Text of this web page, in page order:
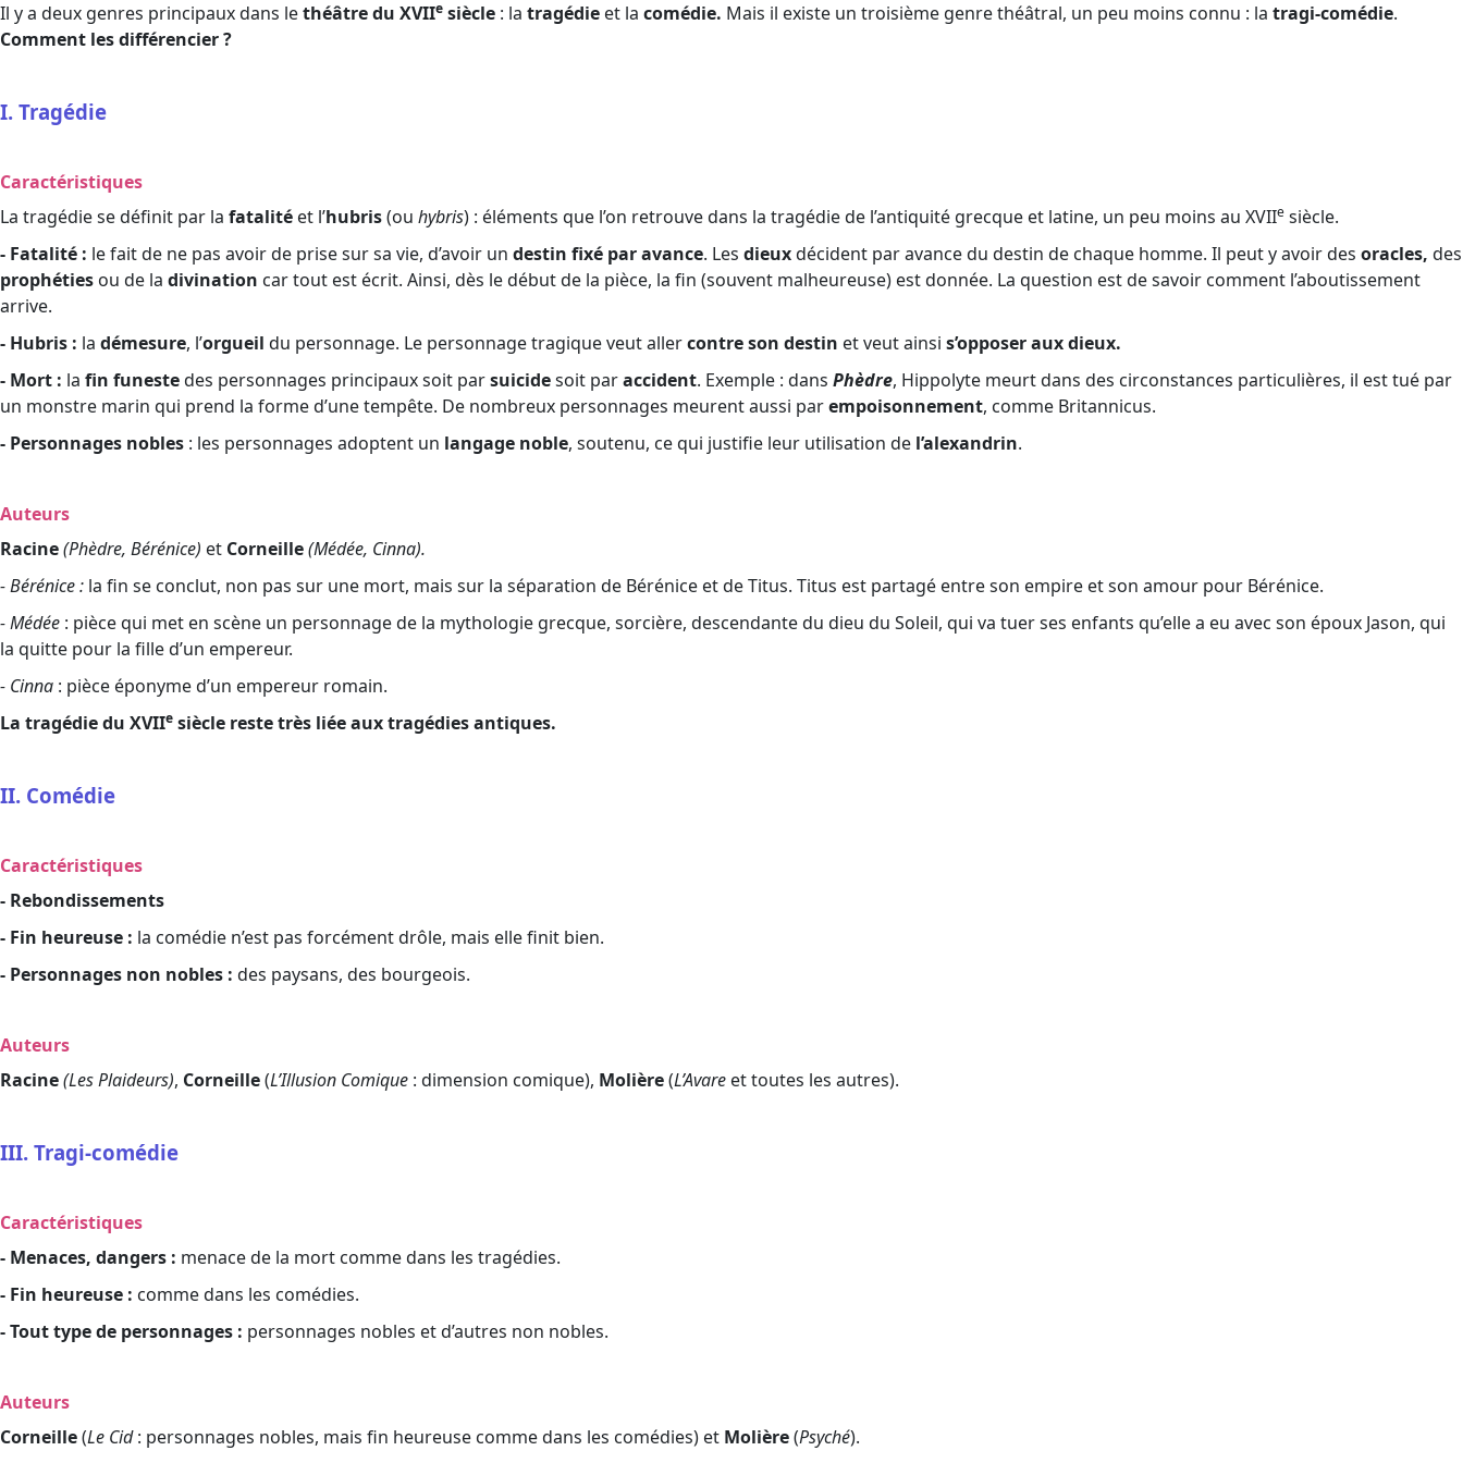
Il y a deux genres principaux dans lethéâtre du XVIIe siècle : la tragédie et la comédie. Mais il existe un troisième genre théâtral, un peu moins connu : la tragi-comédie.
Comment les différencier ?
I. Tragédie
Caractéristiques
La tragédie se définit par la fatalité et l’hubris(ou hybris) : éléments que l’on retrouve dans la tragédie de l’antiquité grecque et latine, un peu moins au XVIIe siècle.
- Fatalité : le fait de ne pas avoir de prise sur sa vie, d’avoir un destin fixé par avance. Les dieuxdécident par avance du destin de chaque homme. Il peut y avoir des oracles, des
prophéties ou de la divination car tout est écrit. Ainsi, dès le début de la pièce, la fin (souvent malheureuse) est donnée. La question est de savoir comment l’aboutissement
arrive.
- Hubris : la démesure, l’orgueil du personnage. Le personnage tragique veut allercontre son destin et veut ainsi s’opposer aux dieux.
- Mort : la fin funestedes personnages principaux soit parsuicidesoit paraccident. Exemple : dans Phèdre, Hippolyte meurt dans des circonstances particulières, il est tué par
un monstre marin qui prend la forme d’une tempête. De nombreux personnages meurent aussi parempoisonnement, comme Britannicus.
- Personnages nobles : les personnages adoptent un langage noble, soutenu, ce qui justifie leur utilisation de l’alexandrin.
Auteurs
Racine(Phèdre, Bérénice) et Corneille(Médée, Cinna).
- Bérénice : la fin se conclut, non pas sur une mort, mais sur la séparation de Bérénice et de Titus. Titus est partagé entre son empire et son amour pour Bérénice.
- Médée : pièce qui met en scène un personnage de la mythologie grecque, sorcière, descendante du dieu du Soleil, qui va tuer ses enfants qu’elle a eu avec son époux Jason, qui
la quitte pour la fille d’un empereur.
- Cinna : pièce éponyme d’un empereur romain.
La tragédie du XVIIe siècle reste très liée aux tragédies antiques.
II. Comédie
Caractéristiques
- Rebondissements
- Fin heureuse : la comédie n’est pas forcément drôle, mais elle finit bien.
- Personnages non nobles : des paysans, des bourgeois.
Auteurs
Racine(Les Plaideurs), Corneille(L’Illusion Comique : dimension comique), Molière(L’Avare et toutes les autres).
III. Tragi-comédie
Caractéristiques
- Menaces, dangers : menace de la mort comme dans les tragédies.
- Fin heureuse : comme dans les comédies.
- Tout type de personnages : personnages nobles et d’autres non nobles.
Auteurs
Corneille(Le Cid: personnages nobles, mais fin heureuse comme dans les comédies) et Molière(Psyché).